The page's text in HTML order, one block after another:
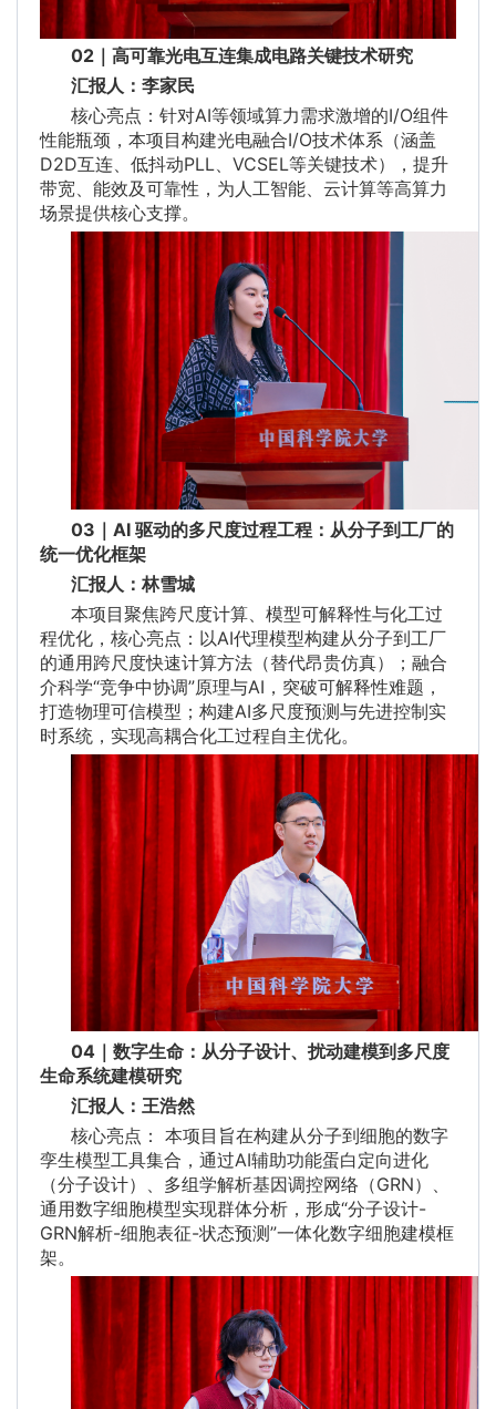
02｜高可靠光电互连集成电路关键技术研究
汇报人：李家民
核心亮点：针对AI等领域算力需求激增的I/O组件
性能瓶颈，本项目构建光电融合I/O技术体系（涵盖
D2D互连、低抖动PLL、VCSEL等关键技术），提升
带宽、能效及可靠性，为人工智能、云计算等高算力
场景提供核心支撑。
03｜AI 驱动的多尺度过程工程：从分子到工厂的
统一优化框架
汇报人：林雪城
本项目聚焦跨尺度计算、模型可解释性与化工过
程优化，核心亮点：以AI代理模型构建从分子到工厂
的通用跨尺度快速计算方法（替代昂贵仿真）；融合
介科学“竞争中协调”原理与AI，突破可解释性难题，
打造物理可信模型；构建AI多尺度预测与先进控制实
时系统，实现高耦合化工过程自主优化。
04｜数字生命：从分子设计、扰动建模到多尺度
生命系统建模研究
汇报人：王浩然
核心亮点： 本项目旨在构建从分子到细胞的数字
孪生模型工具集合，通过AI辅助功能蛋白定向进化
（分子设计）、多组学解析基因调控网络（GRN）、
通用数字细胞模型实现群体分析，形成“分子设计-
GRN解析-细胞表征-状态预测”一体化数字细胞建模框
架。